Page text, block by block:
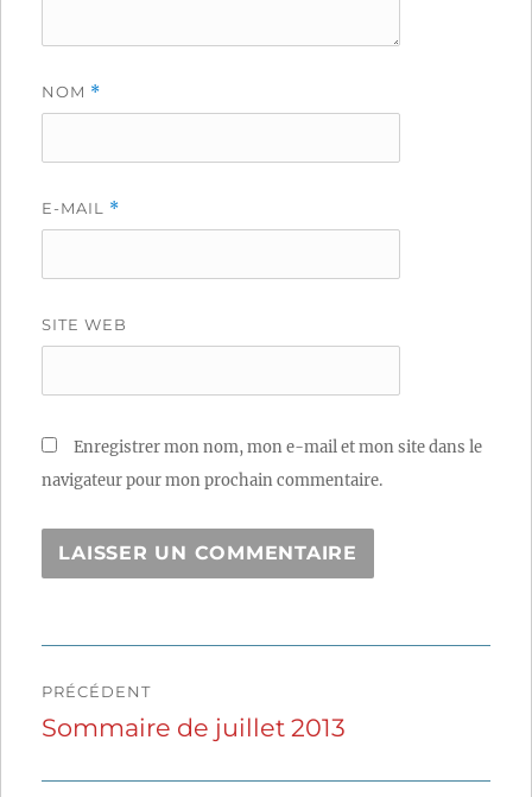
NOM *
E-MAIL *
SITE WEB
Enregistrer mon nom, mon e-mail et mon site dans le
navigateur pour mon prochain commentaire.
de
PRÉCÉDENT
Publication
Sommaire de juillet 2013